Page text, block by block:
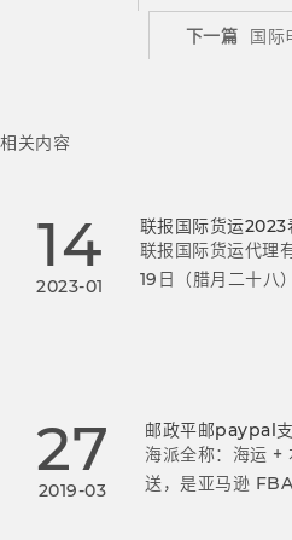
下一篇 国际
相关内容
14
2023-01
联报国际货运2023
联报国际货运代理
19日（腊月二十八
27
2019-03
邮政平邮paypal
海派全称：海运
送，是亚马逊